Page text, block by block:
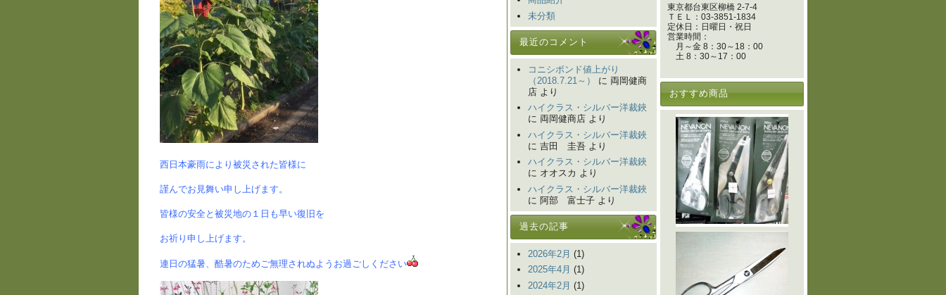
西日本豪雨により被災された皆様に
謹んでお見舞い申し上げます。
皆様の安全と被災地の１日も早い復旧を
お祈り申し上げます。
連日の猛暑、酷暑のためご無理されぬようお過ごしください
未分類
最近のコメント
コニシボンド値上がり
（2018.7.21～）
に 両岡健商
店 より
ハイクラス・シルバー洋裁鋏
に 両岡健商店 より
ハイクラス・シルバー洋裁鋏
に 吉田 圭吾 より
ハイクラス・シルバー洋裁鋏
に オオスカ より
ハイクラス・シルバー洋裁鋏
に 阿部 富士子 より
過去の記事
2026年2月 (1)
2025年4月 (1)
2024年2月 (1)
東京都台東区柳橋 2-7-4
ＴＥＬ：03‐3851‐1834
定休日：日曜日・祝日
営業時間：
月～金 8：30～18：00
土 8：30～17：00
おすすめ商品